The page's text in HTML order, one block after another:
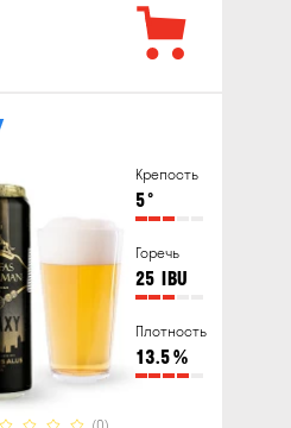
Крепость
5°
Горечь
25 IBU
Плотность
13.5%